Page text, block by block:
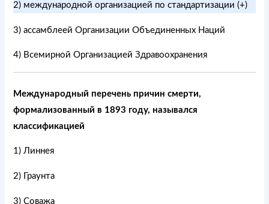
2) международной организацией по стандартизации (+)
3) ассамблеей Организации Объединенных Наций
4) Всемирной Организацией Здравоохранения
Международный перечень причин смерти,
формализованный в 1893 году, назывался
классификацией
1) Линнея
2) Граунта
3) Соважа